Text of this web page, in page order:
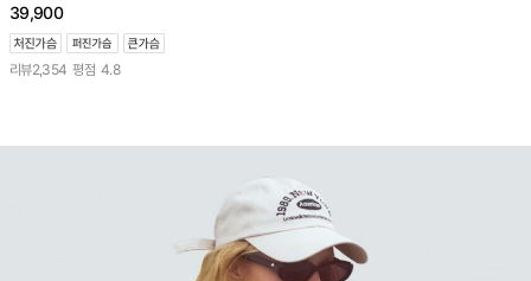
39,900
리뷰2,354 평점 4.8